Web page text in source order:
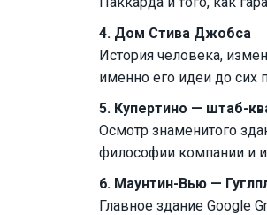
4. Дом Стива Джобса
История человека,
именно его идеи до сих
5. Купертино — штаб-
Осмотр знаменитого
философии компании и
6. Маунтин-Вью —
Главное здание Google